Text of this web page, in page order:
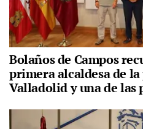
Bolaños de Campos
primera alcaldesa de
Valladolid y una de las